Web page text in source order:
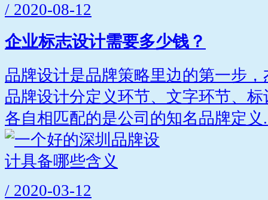
/ 2020-08-12
企业标志设计需要多少钱？
品牌设计是品牌策略里边的第一步
品牌设计分定义环节、文字环节、
各自相匹配的是公司的知名品牌定义
/ 2020-03-12